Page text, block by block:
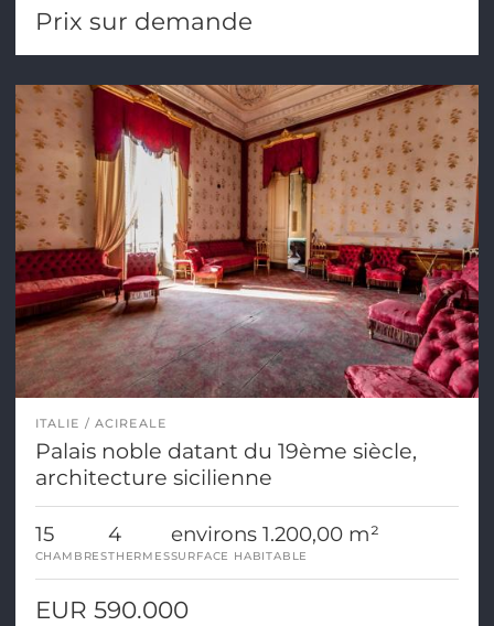
Prix sur demande
ITALIE ACIREALE
Palais noble datant du 19ème siècle,
architecture sicilienne
15
CHAMBRES
4
THERMES
environs 1.200,00 m²
SURFACE HABITABLE
EUR 590.000